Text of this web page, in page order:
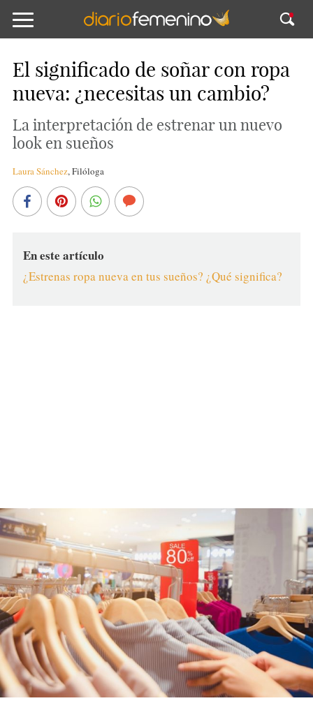
El significado de soñar con ropa
nueva: ¿necesitas un cambio?
La interpretación de estrenar un nuevo
look en sueños
Laura Sánchez,Filóloga
En este artículo
¿Estrenas ropa nueva en tus sueños? ¿Qué significa?